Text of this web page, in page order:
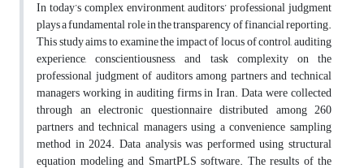
In today’s complex environment, auditors’ professional judgment
plays a fundamental role in the transparency of financial reporting.
This study aims to examine the impact of locus of control, auditing
experience, conscientiousness, and task complexity on the
professional judgment of auditors among partners and technical
managers working in auditing firms in Iran. Data were collected
through an electronic questionnaire distributed among 260
partners and technical managers using a convenience sampling
method in 2024. Data analysis was performed using structural
equation modeling and SmartPLS software. The results of the